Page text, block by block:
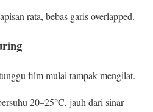
rata, bebas garis overlapped.
film mulai tampak mengilat.
20–25°C, jauh dari sinar